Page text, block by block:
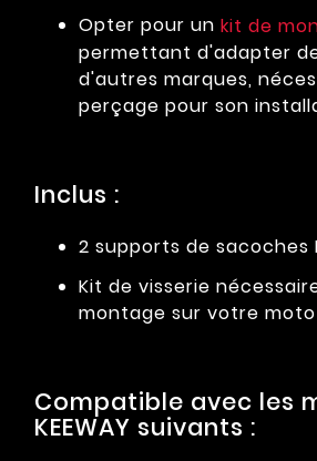
Opter pour un kit de
permettant d'adapter
d'autres marques,
perçage pour son
Inclus :
2 supports de sacoches
Kit de visserie
montage sur votre moto
Compatible avec les
KEEWAY suivants :